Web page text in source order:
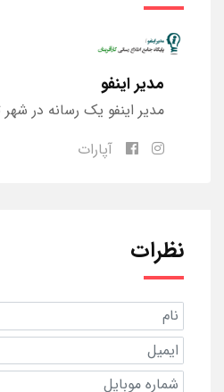
مدیر اینفو
مدیر اینفو یک رسانه در
آپارات
نظرات